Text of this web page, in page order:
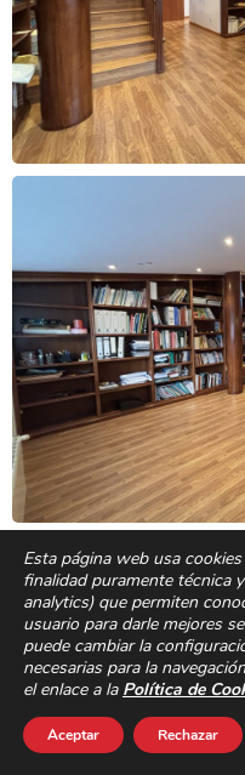
Esta página web usa
finalidad puramente técnica
analytics) que permiten
usuario para darle mejores
puede cambiar la
necesarias para la
el enlace a la Política de
Aceptar Rechazar